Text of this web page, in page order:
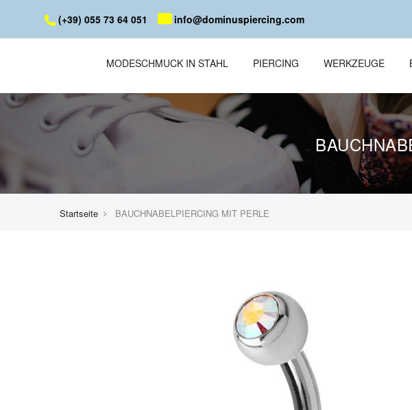
(+39) 055 73 64 051 info@dominuspiercing.com
MODESCHMUCK IN STAHL PIERCING WERKZEUGE
Startseite BAUCHNABELPIERCING MIT PERLE